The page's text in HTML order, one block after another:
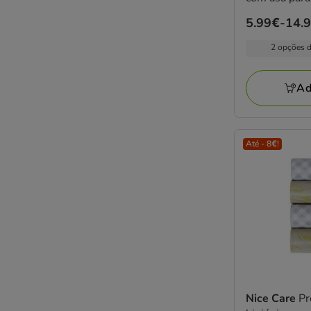
Preço
14.99€
5.99€-
2 opções
Até - 8€!
Nice Care